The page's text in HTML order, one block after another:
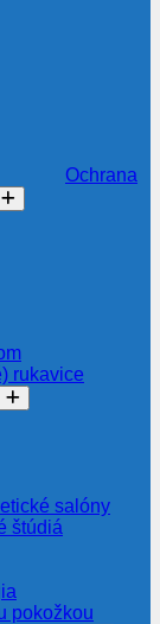
Ochrana
rukavice
salóny
štúdiá
pokožkou